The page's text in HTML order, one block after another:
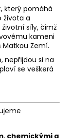
který pomáhá
života a
síly, čímž
kameni
Zemí.
nepřijdou si na
se veškerá
chemickými a